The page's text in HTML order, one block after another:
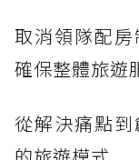
取消領隊配
確保整體旅遊
從解決痛點